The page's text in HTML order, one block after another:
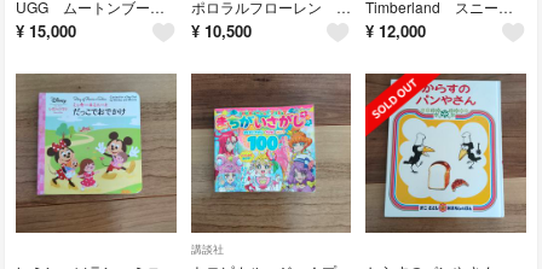
UGG ムートンブーツ リボン 24cm
¥ 15,000
ポロラルフローレン 24 スニーカー ピンク
¥ 10,500
Timberland スニーカー ブラック 23.5
¥ 12,000
講談社